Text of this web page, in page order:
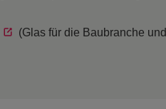
(Glas für die Baubranche und